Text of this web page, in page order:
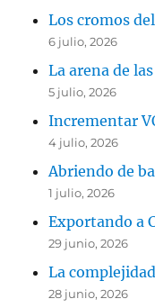
Los cromos
6 julio, 2026
La arena de
5 julio, 2026
Incrementar
4 julio, 2026
Abriendo de
1 julio, 2026
Exportando a
29 junio, 2026
La
28 junio, 2026